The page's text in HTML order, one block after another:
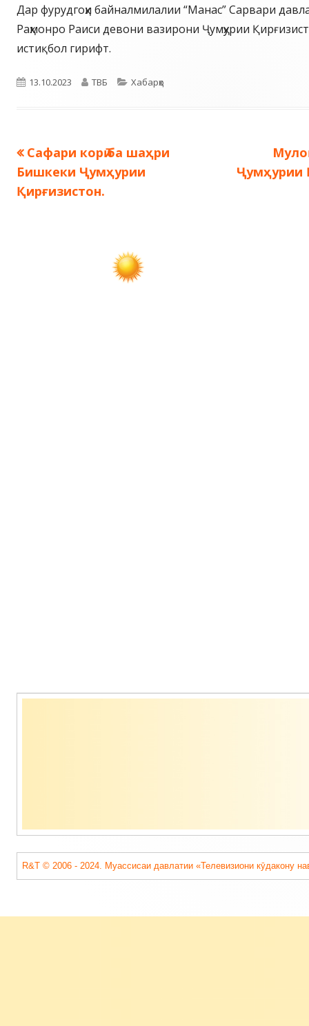
Дар фурудгоҳи байналмилалии “Манас” Сарвари
Раҳмонро Раиси девони вазирони Ҷумҳурии
истиқбол гирифт.
Опубликовано
13.10.2023 Автор
ТВБ Рубрики
Хабарҳо
Навигация
по
Предыдущая
запись:
Сафари корӣ ба шаҳри
Бишкеки Ҷумҳурии
Қирғизистон.
Ҷумҳурии
Содержимое
R&T © 2006 - 2024. Муассисаи давлатии «Телевизиони кӯдакону